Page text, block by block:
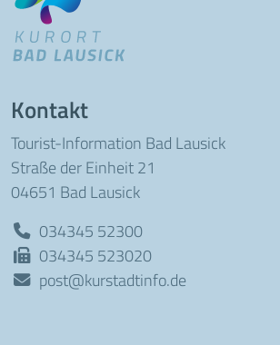
Kontakt
Tourist-Information Bad Lausick
Straße der Einheit 21
04651 Bad Lausick
034345 52300
034345 523020
post@kurstadtinfo.de